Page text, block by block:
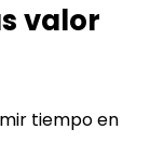
valor
tiempo en